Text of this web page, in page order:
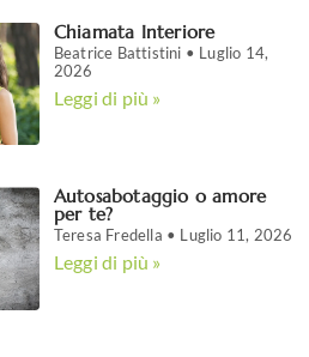
Chiamata Interiore
Beatrice Battistini
Luglio 14,
2026
Leggi di più »
Autosabotaggio o amore
per te?
Teresa Fredella Luglio 11, 2026
Leggi di più »